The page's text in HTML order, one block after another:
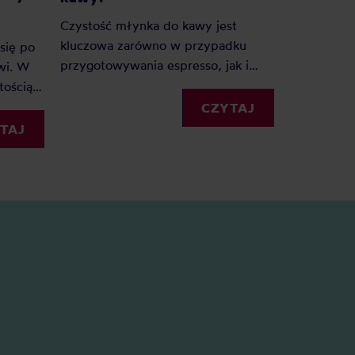
po
W
i
w
Czystość młynka do kawy jest
kluczowa zarówno w przypadku
przygotowywania espresso, jak i
młynek? W jaki sposób?
Chemicznie, może mechanicznie?
CZYTAJ